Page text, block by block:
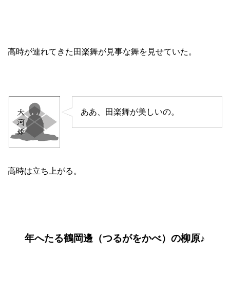
高時が連れてきた田楽舞が見事な舞を見せていた。
ああ、田楽舞が美しいの。
高時は立ち上がる。
年へたる鶴岡邊（つるがをかべ）の柳原♪